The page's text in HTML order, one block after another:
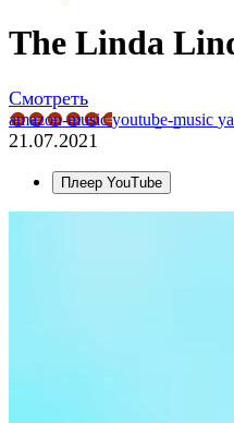
The Linda
Смотреть
amazon-musicyoutube-music
21.07.2021
Плеер YouTube